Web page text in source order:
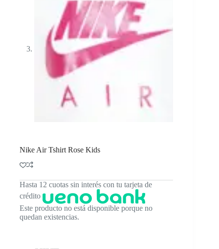
Nike Air Tshirt Rose Kids
Hasta 12 cuotas sin interés con tu tarjeta de
crédito
Este producto no está disponible porque no
quedan existencias.